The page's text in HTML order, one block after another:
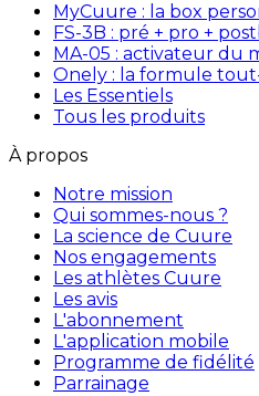
MyCuure : la box
FS-3B : pré + pro +
MA-05 : activateur du
Onely : la formule
Les Essentiels
Tous les produits
À propos
Notre mission
Qui sommes-nous ?
La science de Cuure
Nos engagements
Les athlètes Cuure
Les avis
L'abonnement
L'application mobile
Programme de fidélité
Parrainage